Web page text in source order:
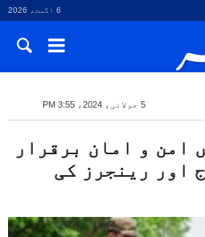
6 اگست، 2026
5 جولائی، 2024، 3:55 PM
امن و امان برقرار
اور رینجرز کی